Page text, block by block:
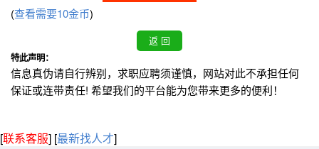
(查看需要10金币)
特此声明：
信息真伪请自行辨别，求职应聘须谨慎，网站对此不承担任何
保证或连带责任! 希望我们的平台能为您带来更多的便利！
[联系客服] [最新找人才]